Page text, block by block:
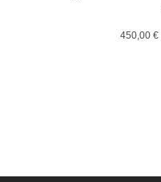
450,00 €